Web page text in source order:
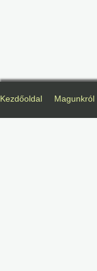
Kezdőoldal Magunkról